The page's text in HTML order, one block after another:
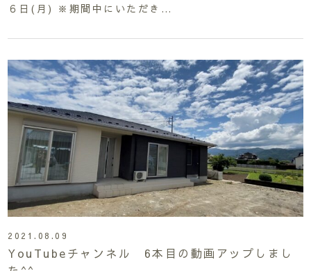
６日(月) ※期間中にいただき…
2021.08.09
YouTubeチャンネル 6本目の動画アップしまし